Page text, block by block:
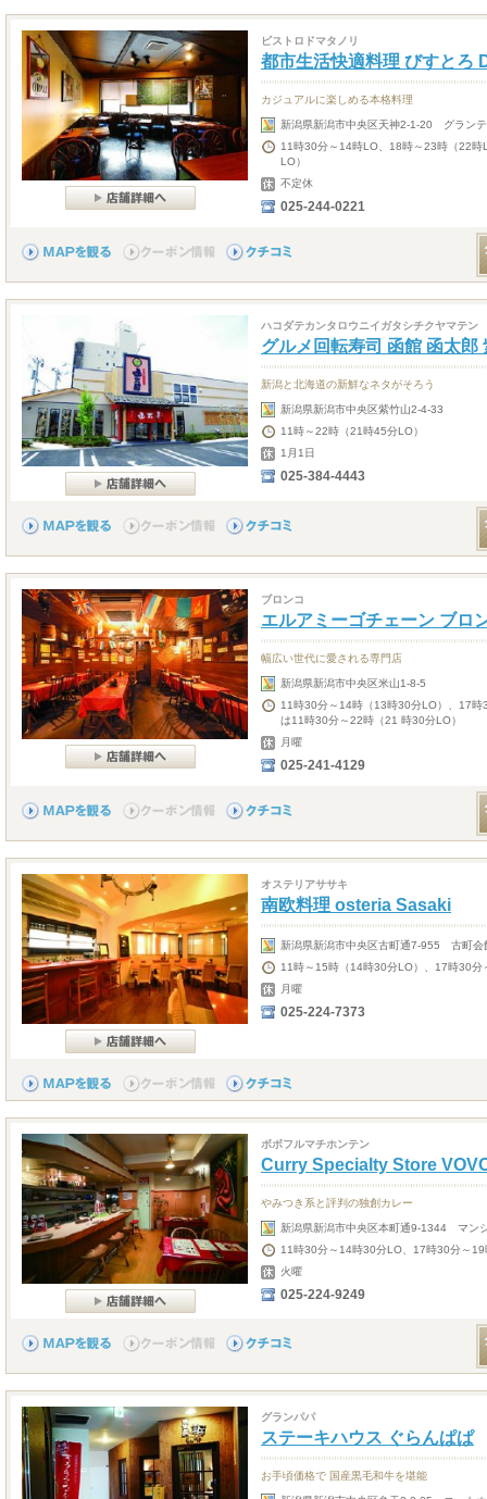
ビストロドマタノリ
都市生活快適料理 びすとろ
カジュアルに楽しめる本格料理
新潟県新潟市中央区天神2-1-20 グラン
11時30分～14時LO、18時～23時（22
LO）
不定休
025-244-0221
ハコダテカンタロウニイガタシチクヤマテン
グルメ回転寿司 函館 函太郎
新潟と北海道の新鮮なネタがそろう
新潟県新潟市中央区紫竹山2-4-33
11時～22時（21時45分LO）
1月1日
025-384-4443
ブロンコ
エルアミーゴチェーン ブロ
幅広い世代に愛される専門店
新潟県新潟市中央区米山1-8-5
11時30分～14時（13時30分LO）、17
は11時30分～22時（21 時30分LO）
月曜
025-241-4129
オステリアササキ
南欧料理 osteria Sasaki
新潟県新潟市中央区古町通7-955 古町会
11時～15時（14時30分LO）、17時30分
月曜
025-224-7373
ボボフルマチホンテン
Curry Specialty Store
やみつき系と評判の独創カレー
新潟県新潟市中央区本町通9-1344 マン
11時30分～14時30分LO、17時30分～
火曜
025-224-9249
グランパパ
ステーキハウス ぐらんぱぱ
お手頃価格で 国産黒毛和牛を堪能